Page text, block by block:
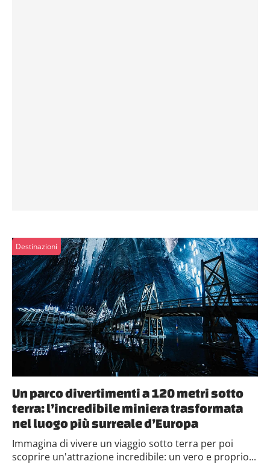
Destinazioni
Un parco divertimenti a 120 metri sotto
terra: l’incredibile miniera trasformata
nel luogo più surreale d’Europa
Immagina di vivere un viaggio sotto terra per poi
scoprire un'attrazione incredibile: un vero e proprio...